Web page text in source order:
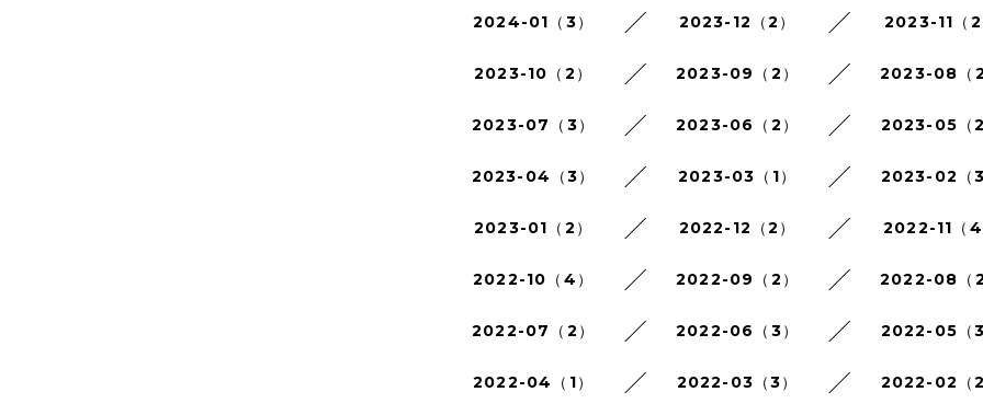
2024-01（3） 2023-12（2） 2023-11（
2023-10（2） 2023-09（2） 2023-08（
2023-07（3） 2023-06（2） 2023-05（
2023-04（3） 2023-03（1） 2023-02（
2023-01（2） 2022-12（2） 2022-11（
2022-10（4） 2022-09（2） 2022-08（
2022-07（2） 2022-06（3） 2022-05（
2022-04（1） 2022-03（3） 2022-02（